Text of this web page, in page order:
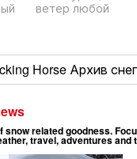
ветер любой
Horse Архив